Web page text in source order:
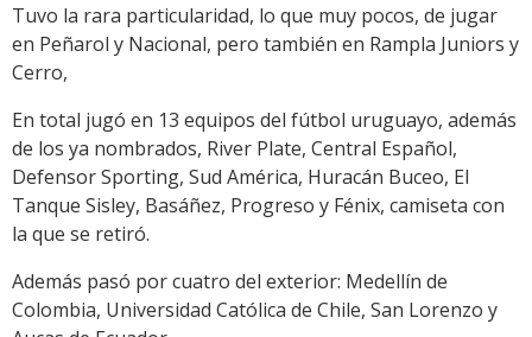
Tuvo la rara particularidad, lo que muy pocos, de jugar
en Peñarol y Nacional, pero también en Rampla Juniors y
Cerro,
En total jugó en 13 equipos del fútbol uruguayo, además
de los ya nombrados, River Plate, Central Español,
Defensor Sporting, Sud América, Huracán Buceo, El
Tanque Sisley, Basáñez, Progreso y Fénix, camiseta con
la que se retiró.
Además pasó por cuatro del exterior: Medellín de
Colombia, Universidad Católica de Chile, San Lorenzo y